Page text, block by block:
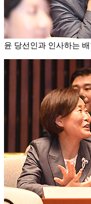
윤 당선인과 인사하는 배